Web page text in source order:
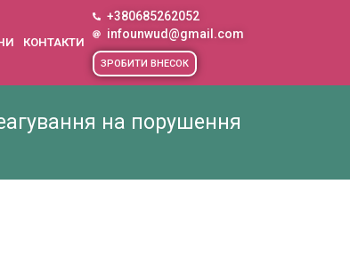
КОНТАКТИ
+380685262052
infounwud@gmail.com
ЗРОБИТИ ВНЕСОК
на порушення